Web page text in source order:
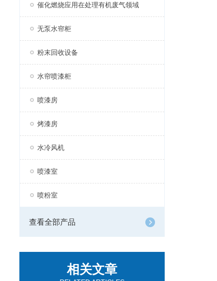
催化燃烧应用在处理有机废气领域
无泵水帘柜
粉末回收设备
水帘喷漆柜
喷漆房
烤漆房
水冷风机
喷漆室
喷粉室
查看全部产品
相关文章